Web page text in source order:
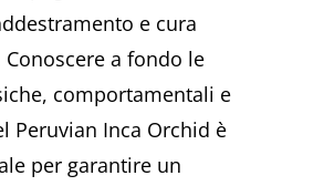
e cura
a fondo le
comportamentali e
Peruvian Inca Orchid è
per garantire un